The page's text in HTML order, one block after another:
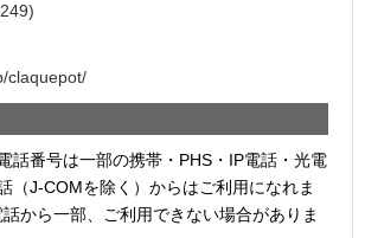
claquepot/
話番号は一部の携帯・PHS・IP電話・光電
（J-COMを除く）からはご利用になれま
から一部、ご利用できない場合がありま